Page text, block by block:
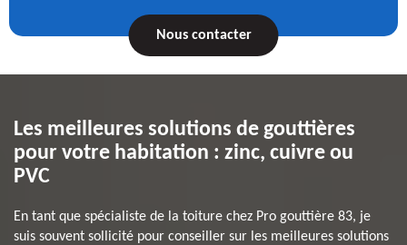
Nous contacter
Les meilleures solutions de gouttières
pour votre habitation : zinc, cuivre ou
PVC
En tant que spécialiste de la toiture chez Pro gouttière 83, je
suis souvent sollicité pour conseiller sur les meilleures solutions